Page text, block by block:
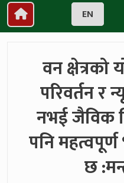
EN
वन
परिवर्तन र
नभई जैविक
पनि
छ